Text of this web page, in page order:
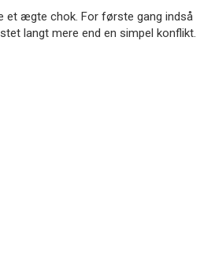
et ægte chok. For første gang indså
langt mere end en simpel konflikt.